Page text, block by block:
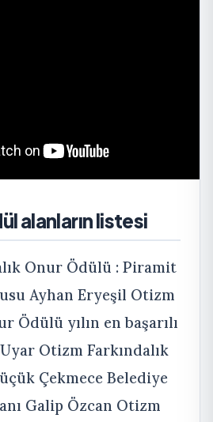
alanların listesi
Onur Ödülü : Piramit
Ayhan Eryeşil Otizm
Ödülü yılın en başarılı
Otizm Farkındalık
Çekmece Belediye
Galip Özcan Otizm